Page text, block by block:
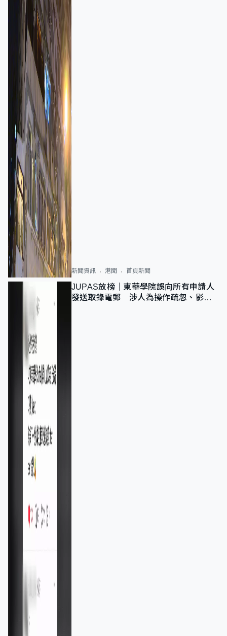
新聞資訊 港聞 首頁新聞
JUPAS放榜｜東華學院誤向所有申請人
發送取錄電郵 涉人為操作疏忽、影響